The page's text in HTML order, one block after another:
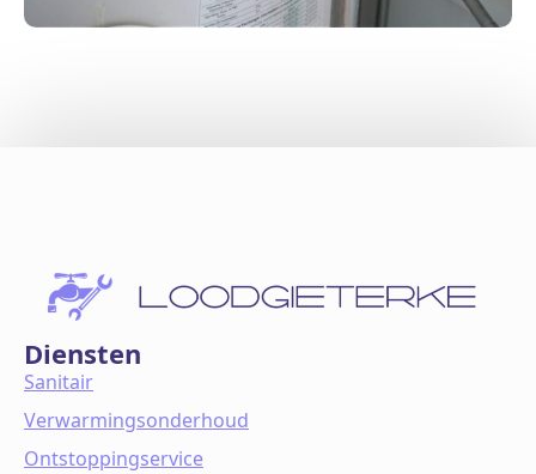
Diensten
Sanitair
Verwarmingsonderhoud
Ontstoppingservice